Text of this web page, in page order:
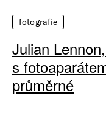
fotografie
Julian
s
průměrné